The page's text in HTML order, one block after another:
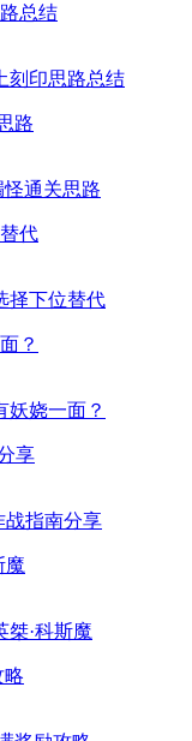
总结
路
代
？
享
魔
略